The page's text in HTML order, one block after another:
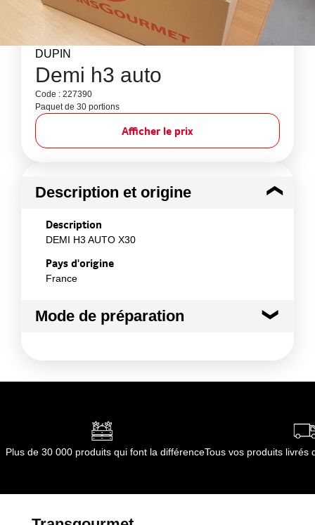
DUPIN
Demi h3 auto
Code : 227390
Paquet de 30 portions
Afficher le prix
Description et origine
Description
DEMI H3 AUTO X30
Pays d'origine
France
Mode de préparation
toute utilisation en dehors de cette zone de
notre capacité de stockage, tout outillage
(forme ou cliché) n'ayant pas tourné depuis 24
Plus de 30 000 produits qui font la différenceTous vos produits livrés